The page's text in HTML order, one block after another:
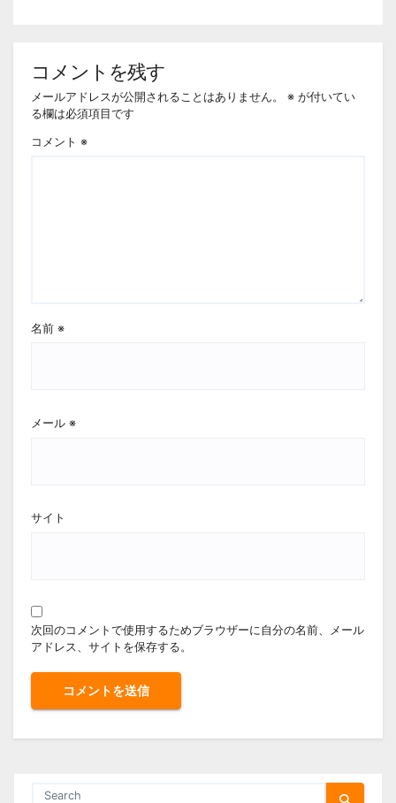
コメントを残す
メールアドレスが公開されることはありません。 ※ が付いてい
る欄は必須項目です
コメント ※
名前 ※
メール ※
サイト
次回のコメントで使用するためブラウザーに自分の名前、メール
アドレス、サイトを保存する。